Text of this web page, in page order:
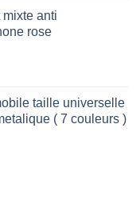
anti
rose
taille universelle
( 7 couleurs )